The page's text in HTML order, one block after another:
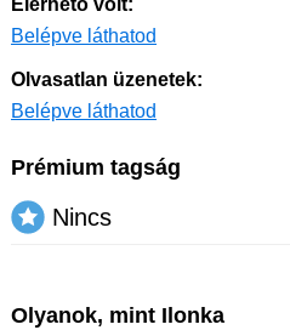
Elérhető volt:
Belépve láthatod
Olvasatlan üzenetek:
Belépve láthatod
Prémium tagság
Nincs
Olyanok, mint Ilonka